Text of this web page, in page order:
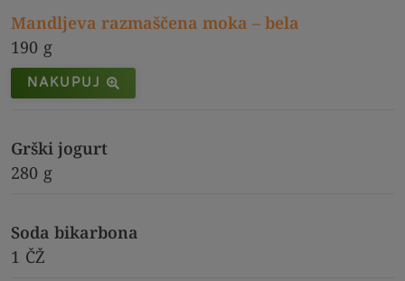
Mandljeva razmaščena moka – bela
190 g
NAKUPUJ
Grški jogurt
280 g
Soda bikarbona
1 ČŽ